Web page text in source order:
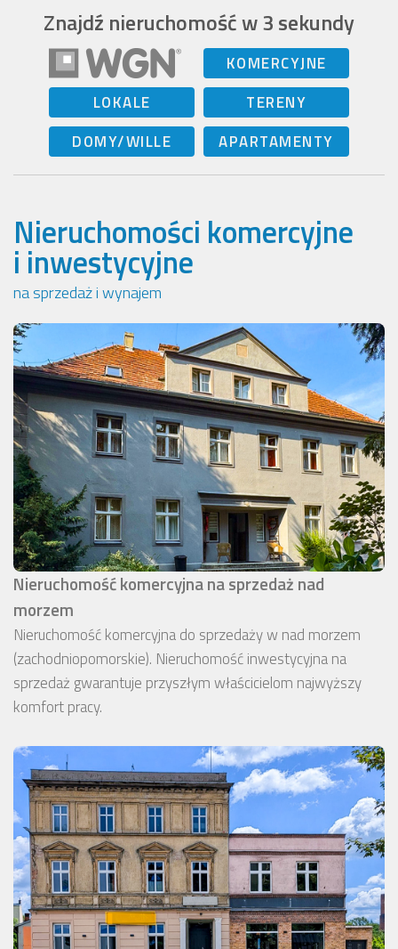
Znajdź nieruchomość w 3 sekundy
KOMERCYJNE
LOKALE
TERENY
DOMY/WILLE
APARTAMENTY
Nieruchomości komercyjne
i inwestycyjne
na sprzedaż i wynajem
Nieruchomość komercyjna na sprzedaż nad
morzem
Nieruchomość komercyjna do sprzedaży w nad morzem
(zachodniopomorskie). Nieruchomość inwestycyjna na
sprzedaż gwarantuje przyszłym właścicielom najwyższy
komfort pracy.